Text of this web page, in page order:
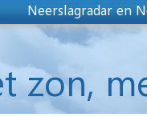
Neerslagradar en
zon,